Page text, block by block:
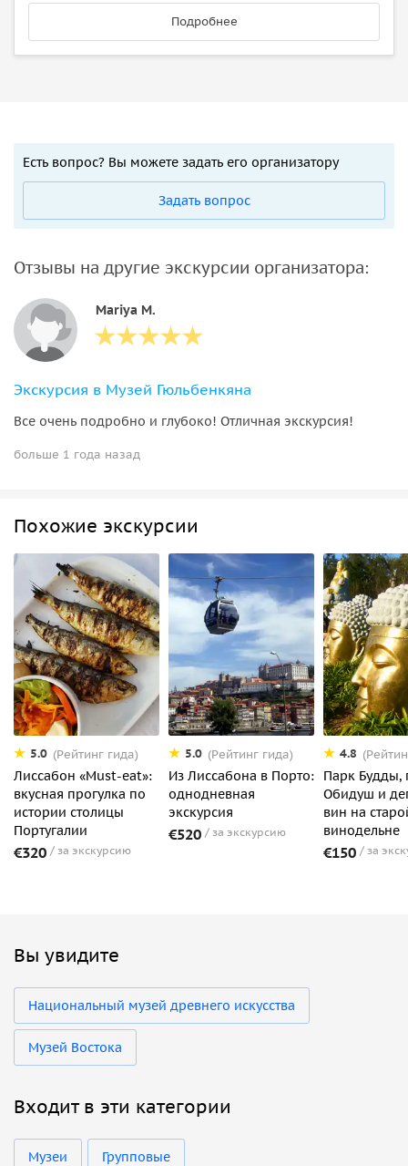
Подробнее
Есть вопрос? Вы можете задать его организатору
Задать вопрос
Отзывы на другие экскурсии организатора:
Mariya M.
Экскурсия в Музей Гюльбенкяна
Все очень подробно и глубоко! Отличная экскурсия!
больше 1 года назад
Похожие экскурсии
5.0 (Рейтинг гида)
Лиссабон «Must-eat»:
вкусная прогулка по
истории столицы
Португалии
€320 за экскурсию
5.0 (Рейтинг гида)
Из Лиссабона в Порто:
однодневная
экскурсия
€520 за экскурсию
4.8
Парк Будды,
Обидуш и
вин на
винодельне
€150 за
Вы увидите
Национальный музей древнего искусства
Музей Востока
Входит в эти категории
Музеи Групповые